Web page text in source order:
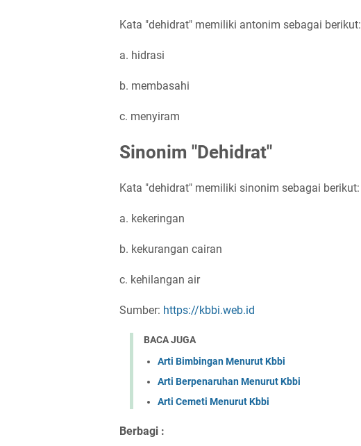
Kata "dehidrat" memiliki antonim sebagai berikut:
a. hidrasi
b. membasahi
c. menyiram
Sinonim "Dehidrat"
Kata "dehidrat" memiliki sinonim sebagai berikut:
a. kekeringan
b. kekurangan cairan
c. kehilangan air
Sumber: https://kbbi.web.id
BACA JUGA
Arti Bimbingan Menurut Kbbi
Arti Berpenaruhan Menurut Kbbi
Arti Cemeti Menurut Kbbi
Berbagi :